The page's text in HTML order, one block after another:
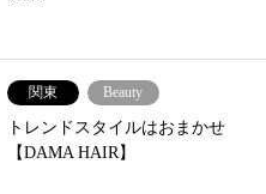
関東 Beauty
トレンドスタイルはおまかせ
【DAMA HAIR】